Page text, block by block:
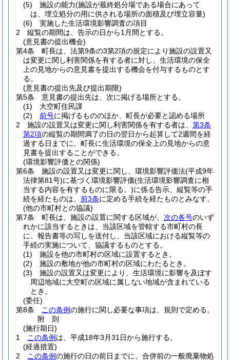
(5)
施設の能力(施設が最終処分場である場合にあって
は、埋立処分の用に供される場所の面積及び埋立容量)
(6)
実施した生活環境影響調査の項目
2
縦覧の期間は、告示の日から1月間とする。
(意見書の提出機会)
第4条
町長は、法第9条の3第2項の規定により施設の設置又
は変更に関し利害関係を有する者に対し、生活環境の保全
上の見地からの意見書を提出する機会を付与するものとす
る。
(意見書の提出先及び提出期限)
第5条
意見書の提出先は、次に掲げる場所とする。
(1)
大空町住民課
(2)
前号に掲げるもののほか、町長が必要と認める場所
2
施設の設置又は変更に関し利害関係を有する者は、 第3条
第2項の縦覧の期間満了の日の翌日から起算して2週間を経
過する日までに、町長に生活環境の保全上の見地からの意
見書を提出することができる。
(環境影響評価との関係)
第6条
施設の設置又は変更に関し、環境影響評価法(平成9年
法律第81号)に基づく環境影響評価(生活環境影響調査に相
当する内容を有するものに限る。)に係る告示、縦覧等の手
続を経たものは、 前3条に定める手続を経たものとみなす。
(他の市町村との協議)
第7条
町長は、施設の設置に関する区域が、 次の各号のいず
れかに該当するときは、当該区域を管轄する市町村の長
に、報告書等の写しを送付し、当該区域における縦覧等の
手続の実施について、協議するものとする。
(1)
施設を他の市町村の区域に設置するとき。
(2)
施設の敷地が他の市町村の区域にわたるとき。
(3)
施設の設置又は変更により、生活環境に影響を及ぼす
周辺地域に大空町の区域に属しない地域が含まれている
とき。
(委任)
第8条
この条例の施行に関し必要な事項は、規則で定める。
附 則
(施行期日)
1
この条例 は、平成18年3月31日から施行する。
(経過措置)
2
この条例の施行の日の前日までに、合併前の一般廃棄物処